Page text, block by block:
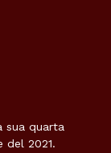
sua quarta
del 2021.